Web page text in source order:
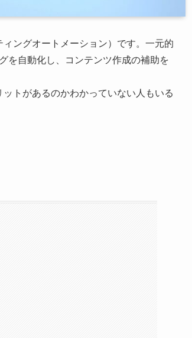
ングオートメーション）です。一元的
を自動化し、コンテンツ作成の補助を
トがあるのかわかっていない人もいる